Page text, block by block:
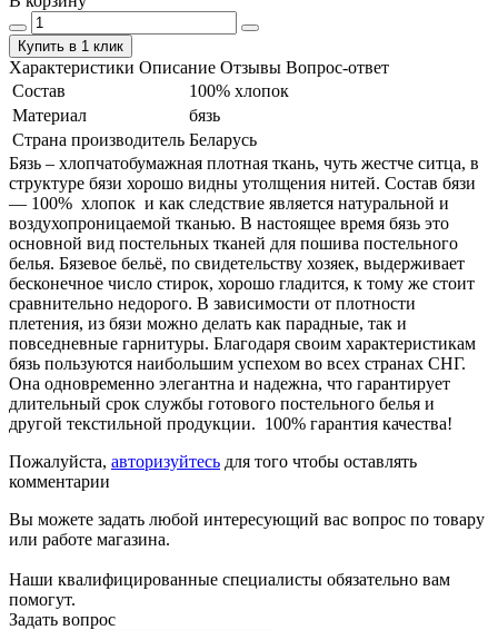
Купить в 1 клик
Характеристики Описание Отзывы Вопрос-ответ
Состав
100% хлопок
Материал
бязь
Страна производитель Беларусь
Бязь – хлопчатобумажная плотная ткань, чуть жестче ситца, в
структуре бязи хорошо видны утолщения нитей. Состав бязи
― 100% хлопок и как следствие является натуральной и
воздухопроницаемой тканью. В настоящее время бязь это
основной вид постельных тканей для пошива постельного
белья. Бязевое бельё, по свидетельству хозяек, выдерживает
бесконечное число стирок, хорошо гладится, к тому же стоит
сравнительно недорого. В зависимости от плотности
плетения, из бязи можно делать как парадные, так и
повседневные гарнитуры. Благодаря своим характеристикам
бязь пользуются наибольшим успехом во всех странах СНГ.
Она одновременно элегантна и надежна, что гарантирует
длительный срок службы готового постельного белья и
другой текстильной продукции. 100% гарантия качества!
Пожалуйста, авторизуйтесь для того чтобы оставлять
комментарии
Вы можете задать любой интересующий вас вопрос по товару
или работе магазина.
Наши квалифицированные специалисты обязательно вам
помогут.
Задать вопрос